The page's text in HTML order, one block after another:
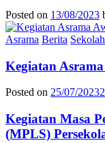
Posted on 13/08/2023
Asrama Berita Sekolah
Kegiatan
Posted on 25/07/2023
Kegiatan Masa
(MPLS)